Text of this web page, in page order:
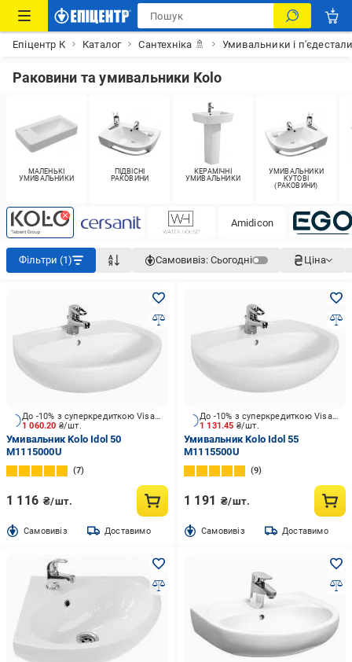
Епіцентр К Каталог Сантехніка 🚿 Умивальники і
Раковини та умивальники Kolo
МАЛЕНЬКІ
УМИВАЛЬНИКИ
ПІДВІСНІ
РАКОВИНИ
КЕРАМІЧНІ
УМИВАЛЬНИКИ
УМИВАЛЬНИКИ
КУТОВІ
(РАКОВИНИ)
Amidicon
Фільтри (1) Самовивіз: Сьогодні Ціна
1 060.20 ₴/шт.
До -10% з суперкредиткою Visa Вигода
Умивальник Kolo Idol 50
M1115000U
7
1 116 ₴/шт.
Cамовивіз Доставимо
1 131.45 ₴/шт.
До -10% з суперкредиткою Visa Вигода
Умивальник Kolo Idol 55
M1115500U
9
1 191 ₴/шт.
Cамовивіз Доставимо